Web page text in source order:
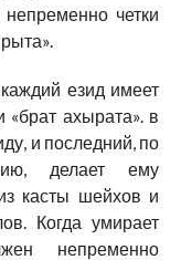
четки
езид имеет
«брат ахырата». в
и последний, по
делает ему
касты шейхов и
Когда умирает
непременно